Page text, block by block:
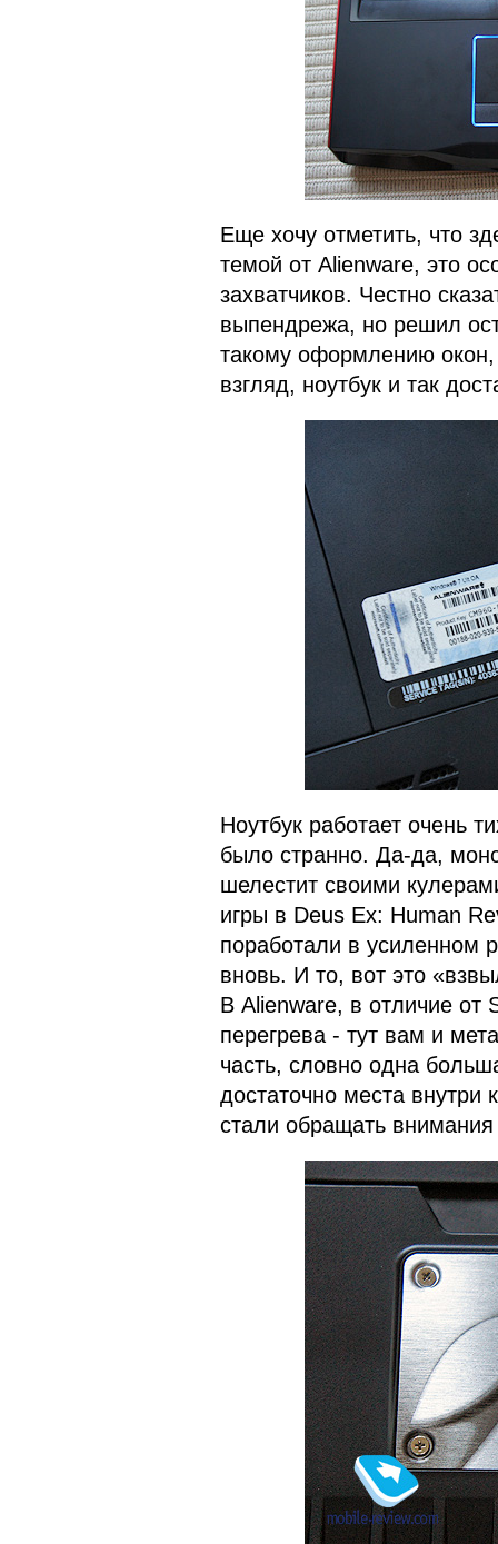
Еще хочу отметить, что
темой от Alienware, это
захватчиков. Честно
выпендрежа, но решил
такому оформлению
взгляд, ноутбук и так
Ноутбук работает очень
было странно. Да-да,
шелестит своими
игры в Deus Ex: Human
поработали в усиленном
вновь. И то, вот это
В Alienware, в отличие от
перегрева - тут вам и
часть, словно одна
достаточно места внутри
стали обращать